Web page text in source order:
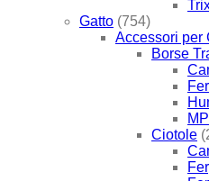
Gatto (754)
Accessori per
Borse
Ciotole